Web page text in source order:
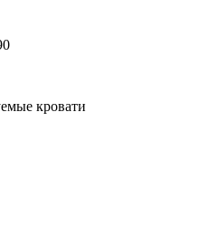
кровати